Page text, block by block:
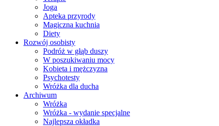
Joga
Apteka przyrody
Magiczna kuchnia
Diety
Rozwój osobisty
Podróż w głąb duszy
W poszukiwaniu mocy
Kobieta i mężczyzna
Psychotesty
Wróżka dla ducha
Archiwum
Wróżka
Wróżka - wydanie specjalne
Najlepsza okładka